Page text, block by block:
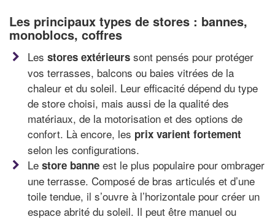
Les principaux types de stores : bannes,
monoblocs, coffres
Les stores extérieurs sont pensés pour protéger
vos terrasses, balcons ou baies vitrées de la
chaleur et du soleil. Leur efficacité dépend du type
de store choisi, mais aussi de la qualité des
matériaux, de la motorisation et des options de
confort. Là encore, les prix varient fortement
selon les configurations.
Le store banne est le plus populaire pour ombrager
une terrasse. Composé de bras articulés et d’une
toile tendue, il s’ouvre à l’horizontale pour créer un
espace abrité du soleil. Il peut être manuel ou